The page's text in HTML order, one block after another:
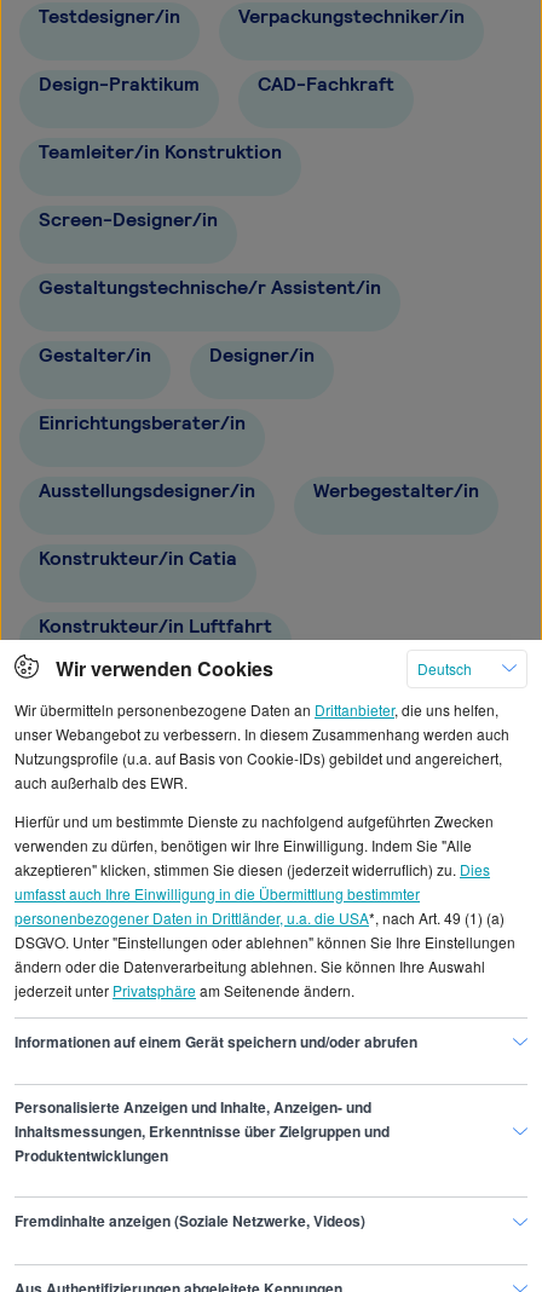
Testdesigner/in Verpackungstechniker/in
Design-Praktikum CAD-Fachkraft
Teamleiter/in Konstruktion
Screen-Designer/in
Gestaltungstechnische/r Assistent/in
Gestalter/in Designer/in
Einrichtungsberater/in
Ausstellungsdesigner/in Werbegestalter/in
Konstrukteur/in Catia
Konstrukteur/in Luftfahrt
Präsentationsdesigner/in
Alle angezeigten Gehaltsdaten beruhen auf
statistischen Erhebungen durch StepStone. Es sind
Durchschnittswerte und die Angaben können nicht
einzelnen Stellenangeboten zugeordnet werden.
Finde den Job,
der zu dir passt.
Wir verwenden Cookies
Deutsch
Wir übermitteln personenbezogene Daten an Drittanbieter, die uns helfen,
unser Webangebot zu verbessern. In diesem Zusammenhang werden auch
Nutzungsprofile (u.a. auf Basis von Cookie-IDs) gebildet und angereichert,
auch außerhalb des EWR.
Hierfür und um bestimmte Dienste zu nachfolgend aufgeführten Zwecken
verwenden zu dürfen, benötigen wir Ihre Einwilligung. Indem Sie "Alle
akzeptieren" klicken, stimmen Sie diesen (jederzeit widerruflich) zu. Dies
umfasst auch Ihre Einwilligung in die Übermittlung bestimmter
personenbezogener Daten in Drittländer, u.a. die USA*, nach Art. 49 (1) (a)
DSGVO. Unter "Einstellungen oder ablehnen" können Sie Ihre Einstellungen
ändern oder die Datenverarbeitung ablehnen. Sie können Ihre Auswahl
jederzeit unter Privatsphäream Seitenende ändern.
Informationen auf einem Gerät speichern und/oder abrufen
Personalisierte Anzeigen und Inhalte, Anzeigen- und
Inhaltsmessungen, Erkenntnisse über Zielgruppen und
Produktentwicklungen
Fremdinhalte anzeigen (Soziale Netzwerke, Videos)